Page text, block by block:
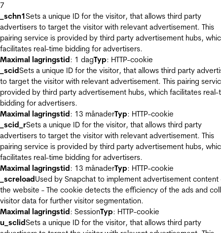
7
_schn1Sets a unique ID for the visitor, that allows third party
advertisers to target the visitor with relevant advertisement. This
pairing service is provided by third party advertisement hubs,
facilitates real-time bidding for advertisers.
Maximal lagringstid: 1 dagTyp: HTTP-cookie
_scidSets a unique ID for the visitor, that allows third party
to target the visitor with relevant advertisement. This pairing
provided by third party advertisement hubs, which facilitates real-
bidding for advertisers.
Maximal lagringstid: 13 månaderTyp: HTTP-cookie
_scid_rSets a unique ID for the visitor, that allows third party
advertisers to target the visitor with relevant advertisement. This
pairing service is provided by third party advertisement hubs,
facilitates real-time bidding for advertisers.
Maximal lagringstid: 13 månaderTyp: HTTP-cookie
_screloadUsed by Snapchat to implement advertisement content
the website - The cookie detects the efficiency of the ads and
visitor data for further visitor segmentation.
Maximal lagringstid: SessionTyp: HTTP-cookie
u_sclidSets a unique ID for the visitor, that allows third party